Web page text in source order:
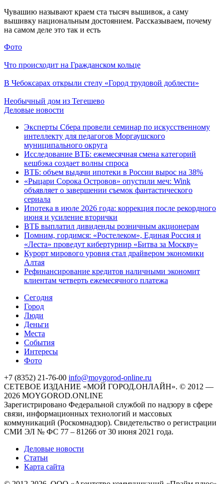
Чувашию называют краем ста тысяч вышивок, а саму
вышивку национальным достоянием. Рассказываем, почему
на самом деле это так и есть
Фото
Что происходит на Гражданском кольце
В Чебоксарах открыли стелу «Город трудовой доблести»
Необычный дом из Тегешево
Деловые новости
Эксперты Сбера провели семинар по искусственному
интеллекту для педагогов Моргаушского
муниципального округа
Исследование ВТБ: ежемесячная смена категорий
кешбэка создает волны спроса
ВТБ: объем выдачи ипотеки в России вырос на 38%
«Рыцари Сорока Островов» опустили меч: Wink
объявляет о завершении съемок фантастического
сериала
Ипотека в июле 2026 года: коррекция после рекордного
июня и усиление вторички
ВТБ выплатил дивиденды розничным акционерам
Помним, гордимся: «Ростелеком», Единая Россия и
«Леста» проведут кибертурнир «Битва за Москву»
Курорт мирового уровня стал драйвером экономики
Алтая
Рефинансирование кредитов наличными экономит
клиентам четверть ежемесячного платежа
Cегодня
Город
Люди
Деньги
Места
События
Интересы
Фото
+7 (8352) 21-76-00 info@moygorod-online.ru
СЕТЕВОЕ ИЗДАНИЕ «МОЙ ГОРОД.ОНЛАЙН». © 2012 —
2026 MOYGOROD.ONLINE
Зарегистрировано Федеральной службой по надзору в сфере
связи, информационных технологий и массовых
коммуникаций (Роскомнадзор). Свидетельство о регистрации
СМИ ЭЛ № ФС 77 – 81266 от 30 июня 2021 года.
Деловые новости
Статьи
Карта сайта